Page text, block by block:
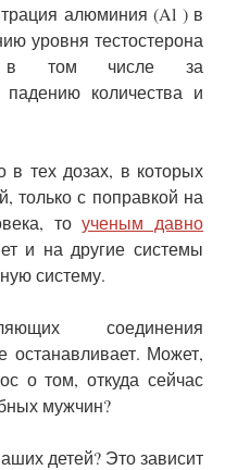
алюминия (Al ) в
уровня тестостерона
в том числе за
количества и
тех дозах, в которых
только с поправкой на
тоученым давно
и на другие системы
систему.
соединения
Может,
о том, откуда сейчас
мужчин?
детей? Это зависит